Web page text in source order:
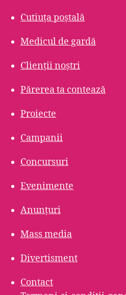
Cutiuța poștală
Medicul de gardă
Clienții noștri
Părerea ta contează
Proiecte
Campanii
Concursuri
Evenimente
Anunțuri
Mass media
Divertisment
Contact